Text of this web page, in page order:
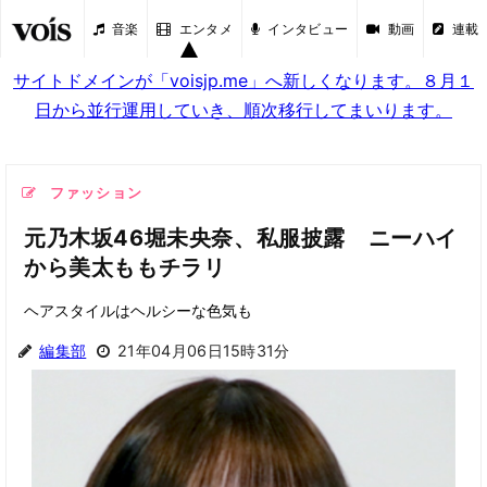
音楽 エンタメ インタビュー 動画 連載
サイトドメインが「voisjp.me」へ新しくなります。８月１
日から並行運用していき、順次移行してまいります。
ファッション
元乃木坂46堀未央奈、私服披露 ニーハイ
から美太ももチラリ
ヘアスタイルはヘルシーな色気も
編集部 21年04月06日15時31分